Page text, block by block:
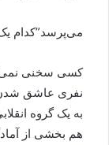
می‌پرسد”کدام
کسی سخنی
نفری عاشق شدن
به یک گروه
هم بخشی از